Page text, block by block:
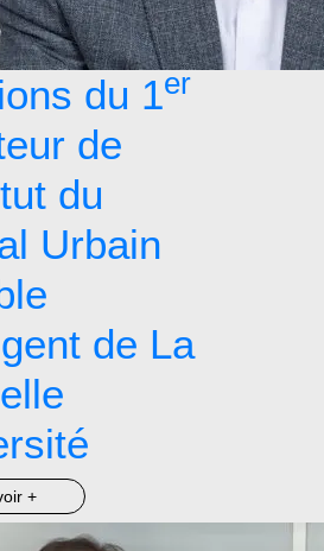
du 1er
de
du
Urbain
de La
+